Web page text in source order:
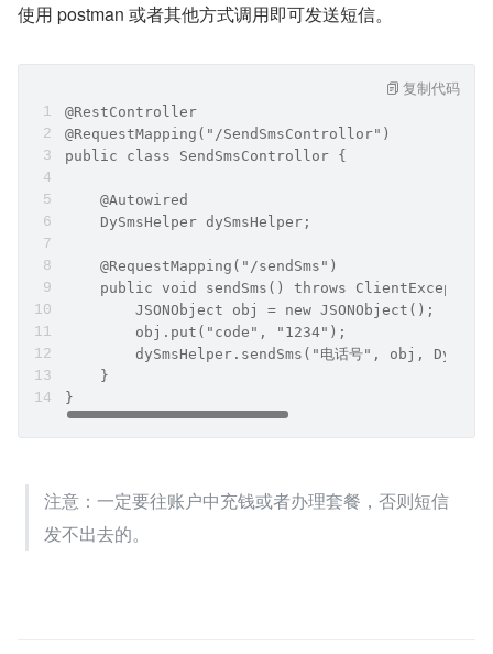
使用 postman 或者其他方式调用即可发送短信。
@RestController
@RequestMapping("/SendSmsControllor")
public class SendSmsControllor {
    @Autowired
    DySmsHelper dySmsHelper;
    @RequestMapping("/sendSms")
public void sendSms() throws ClientException
        JSONObject obj = new JSONObject();
        obj.put("code", "1234");
dySmsHelper.sendSms("电话号", obj,
    }
}
复制代码
注意：一定要往账户中充钱或者办理套餐，否则短信
发不出去的。